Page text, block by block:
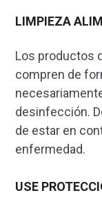
LIMPIEZA
Los productos
compren de
desinfección.
de estar en
enfermedad.
USE